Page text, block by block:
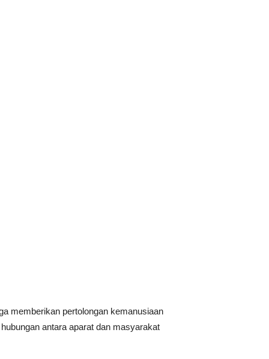
memberikan pertolongan kemanusiaan
antara aparat dan masyarakat